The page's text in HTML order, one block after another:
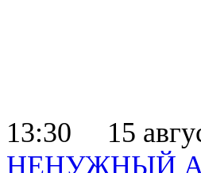
13:30 15
НЕНУЖНЫЙ